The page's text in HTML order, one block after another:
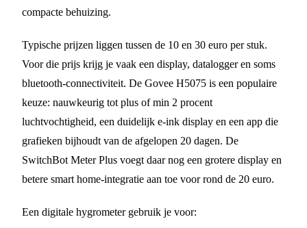
compacte behuizing.
Typische prijzen liggen tussen de 10 en 30 euro per stuk.
Voor die prijs krijg je vaak een display, datalogger en soms
bluetooth-connectiviteit. De Govee H5075 is een populaire
keuze: nauwkeurig tot plus of min 2 procent
luchtvochtigheid, een duidelijk e-ink display en een app die
grafieken bijhoudt van de afgelopen 20 dagen. De
SwitchBot Meter Plus voegt daar nog een grotere display en
betere smart home-integratie aan toe voor rond de 20 euro.
Een digitale hygrometer gebruik je voor: